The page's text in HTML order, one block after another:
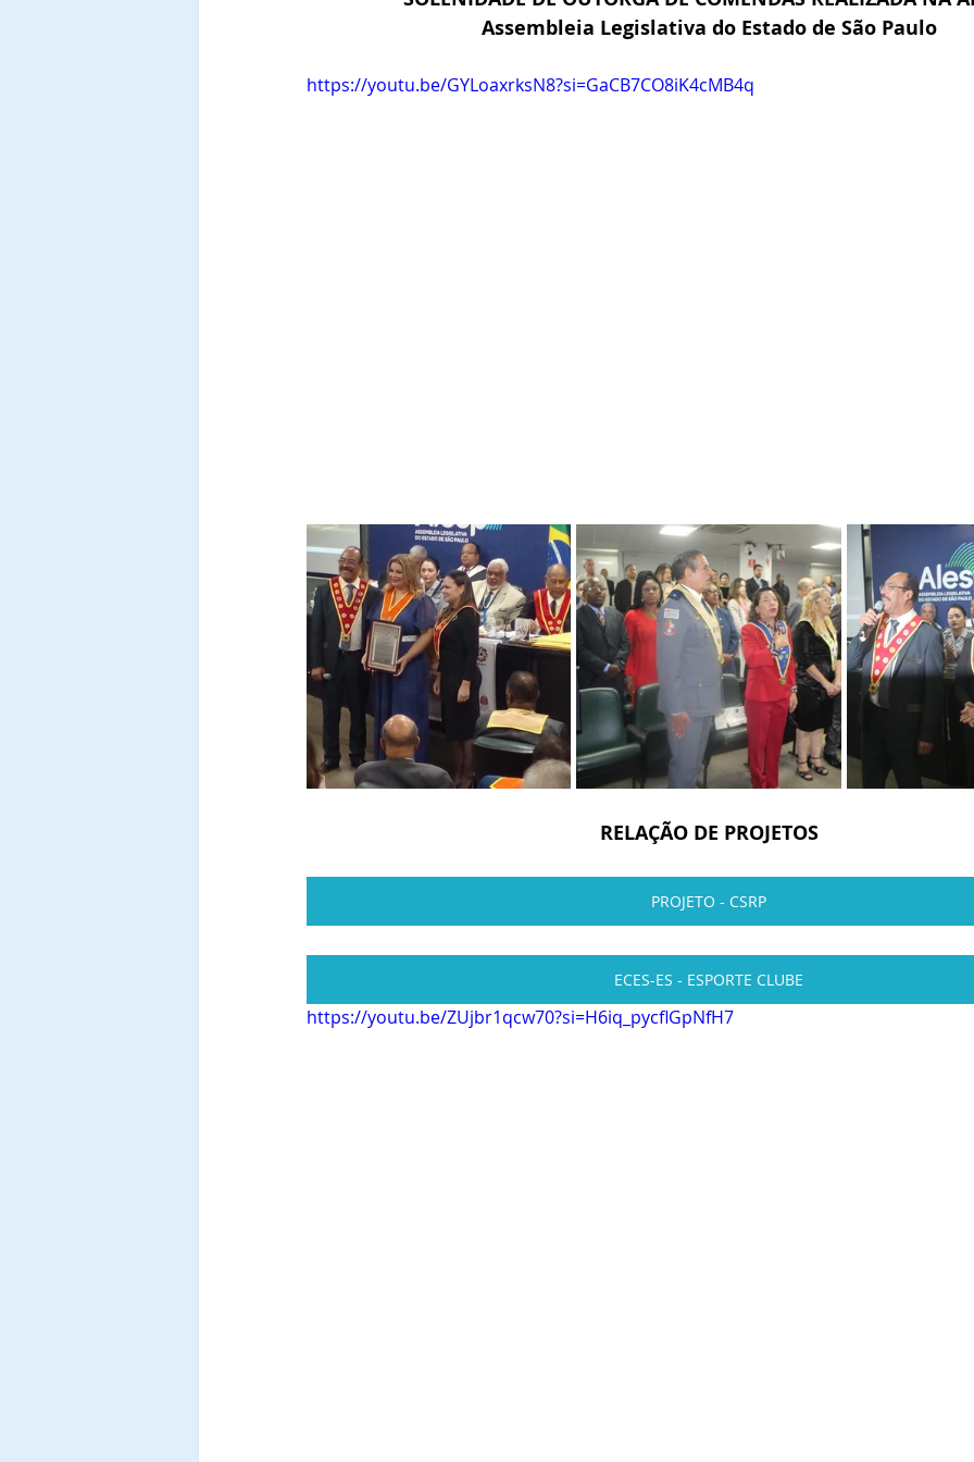
Assembleia Legislativa do Estado de São Paulo
https://youtu.be/GYLoaxrksN8?si=GaCB7CO8iK4cMB4q
RELAÇÃO DE PROJETOS
PROJETO - CSRP
ECES-ES - ESPORTE CLUBE
https://youtu.be/ZUjbr1qcw70?si=H6iq_pycflGpNfH7